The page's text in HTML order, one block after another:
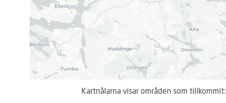
Kartnålarna visar områden som tillkommit: